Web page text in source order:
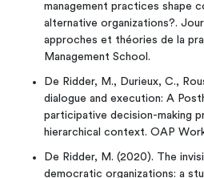
management practices shape
alternative organizations?.
approches et théories de la
Management School.
De Ridder, M., Durieux, C.,
dialogue and execution: A
participative decision-making
hierarchical context. OAP
De Ridder, M. (2020). The
democratic organizations: a